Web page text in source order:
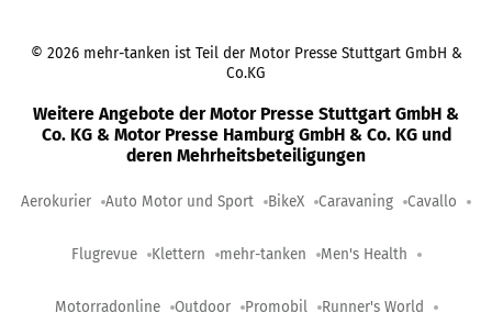
© 2026 mehr-tanken ist Teil der Motor Presse Stuttgart GmbH &
Co.KG
Weitere Angebote der Motor Presse Stuttgart GmbH &
Co. KG & Motor Presse Hamburg GmbH & Co. KG und
deren Mehrheitsbeteiligungen
Aerokurier Auto Motor und Sport BikeX Caravaning Cavallo
Flugrevue Klettern mehr-tanken Men's Health
Motorradonline Outdoor Promobil Runner's World